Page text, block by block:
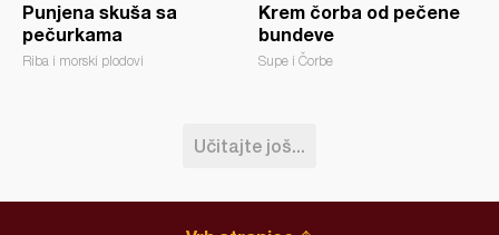
Punjena skuša sa
pečurkama
Riba i morski plodovi
Krem čorba od pečene
bundeve
Supe i Čorbe
Učitajte još...